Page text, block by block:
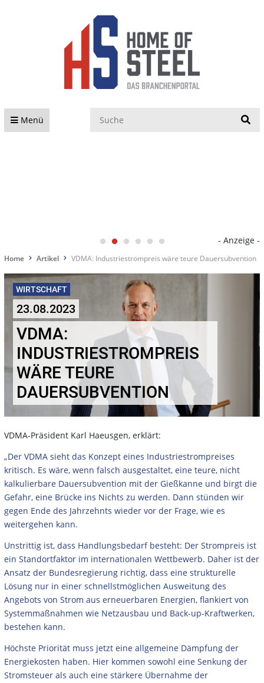
Menü
- Anzeige -
Home Artikel VDMA: Industriestrompreis wäre teure Dauersubvention
WIRTSCHAFT
23.08.2023
VDMA:
INDUSTRIESTROMPREIS
WÄRE TEURE
DAUERSUBVENTION
VDMA-Präsident Karl Haeusgen, erklärt:
„Der VDMA sieht das Konzept eines Industriestrompreises
kritisch. Es wäre, wenn falsch ausgestaltet, eine teure, nicht
kalkulierbare Dauersubvention mit der Gießkanne und birgt die
Gefahr, eine Brücke ins Nichts zu werden. Dann stünden wir
gegen Ende des Jahrzehnts wieder vor der Frage, wie es
weitergehen kann.
Unstrittig ist, dass Handlungsbedarf besteht: Der Strompreis ist
ein Standortfaktor im internationalen Wettbewerb. Daher ist der
Ansatz der Bundesregierung richtig, dass eine strukturelle
Lösung nur in einer schnellstmöglichen Ausweitung des
Angebots von Strom aus erneuerbaren Energien, flankiert von
Systemmaßnahmen wie Netzausbau und Back-up-Kraftwerken,
bestehen kann.
Höchste Priorität muss jetzt eine allgemeine Dämpfung der
Energiekosten haben. Hier kommen sowohl eine Senkung der
Stromsteuer als auch eine stärkere Übernahme der